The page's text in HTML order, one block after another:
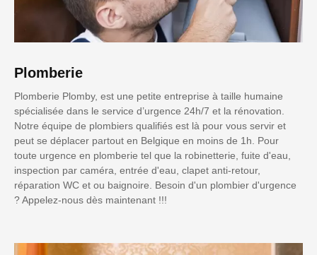
Plomberie
Plomberie Plomby, est une petite entreprise à taille humaine
spécialisée dans le service d’urgence 24h/7 et la rénovation.
Notre équipe de plombiers qualifiés est là pour vous servir et
peut se déplacer partout en Belgique en moins de 1h. Pour
toute urgence en plomberie tel que la robinetterie, fuite d'eau,
inspection par caméra, entrée d'eau, clapet anti-retour,
réparation WC et ou baignoire. Besoin d'un plombier d'urgence
? Appelez-nous dès maintenant !!!